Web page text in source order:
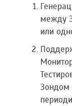
между
или
Зондом